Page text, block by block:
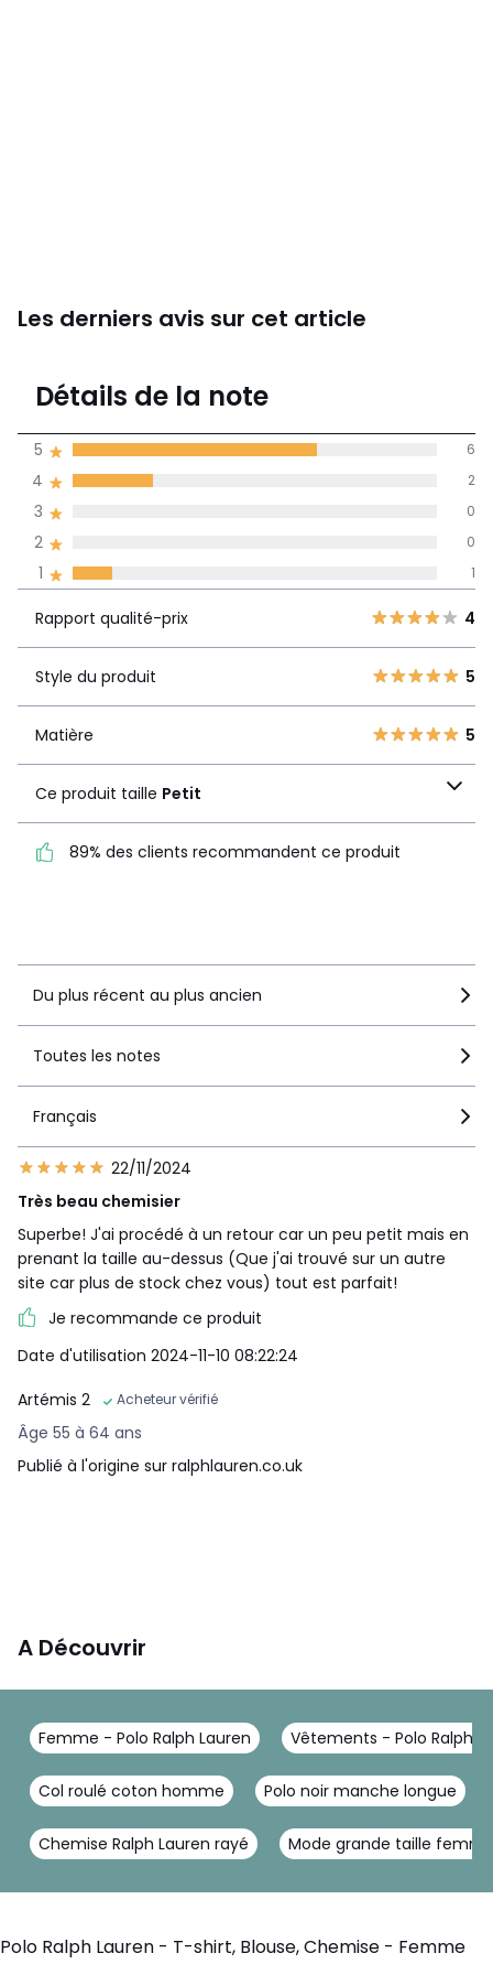
Les derniers avis sur cet article
4,3
de moyenne
obtenue sur
1
3
4
5
5
89% des clients
Détails de la note
1 1
2 0
3 0
4 2
5 6
Rapport qualité-prix 4
Style du produit 5
Matière 5
Ce produit taille Petit
89% des clients recommandent ce produit
Du plus récent au plus ancien
Toutes les notes
Français
22/11/2024
Très beau chemisier
Superbe! J'ai procédé à un retour car un peu petit mais en
prenant la taille au-dessus (Que j'ai trouvé sur un autre
site car plus de stock chez vous) tout est parfait!
Je recommande ce produit
Date d'utilisation 2024-11-10 08:22:24
Artémis 2
Acheteur vérifié
Âge 55 à 64 ans
Publié à l'origine sur ralphlauren.co.uk
A Découvrir
Femme - Polo Ralph Lauren Vêtements - Polo Ralph
Col roulé coton homme Polo noir manche longue
Chemise Ralph Lauren rayé Mode grande taille
Polo Ralph Lauren - T-shirt, Blouse, Chemise - Femme